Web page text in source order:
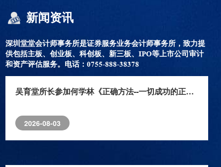
新闻资讯
深圳堂堂会计师事务所是证券服务业务会计师事务所，致力提
供包括主板、创业板、科创板、新三板、IPO等上市公司审计
和资产评估服务。电话：0755-888-38378
吴育堂所长参加何学林《正确方法--一切成功的正确方法》课程学习，并担任第一期班长
2026-08-03